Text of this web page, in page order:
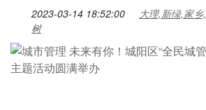
2023-03-14 18:52:00
大理,新绿,家
树